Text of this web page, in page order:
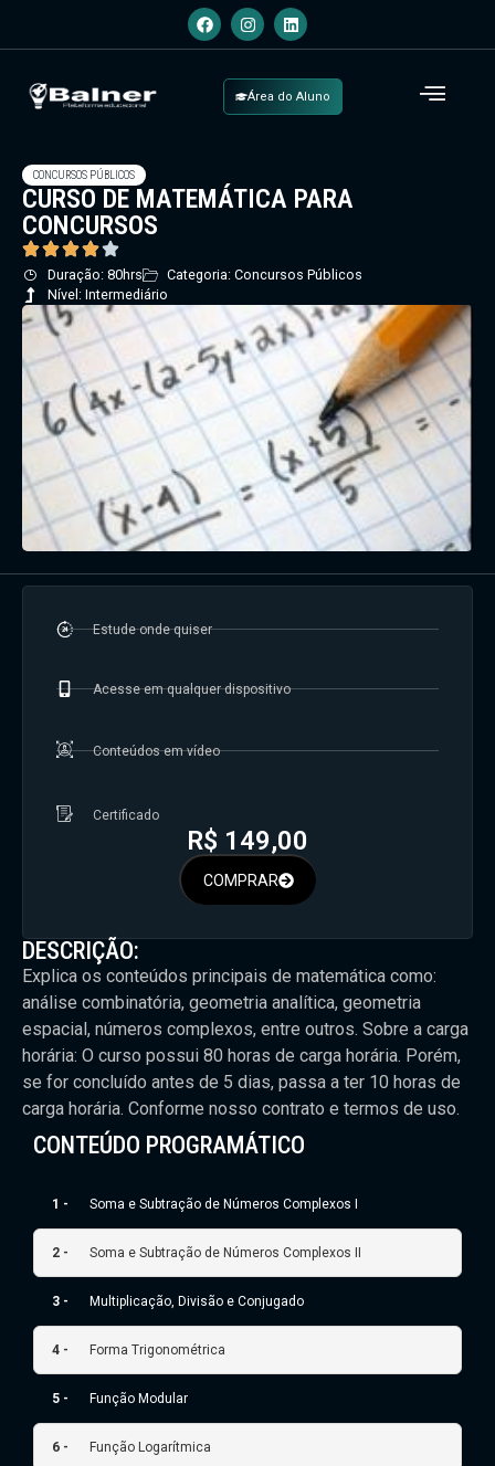
Área do Aluno
CONCURSOS PÚBLICOS
CURSO DE MATEMÁTICA PARA
CONCURSOS
Duração: 80hrs
Categoria: Concursos Públicos
Nível: Intermediário
DESCRIÇÃO:
Explica os conteúdos principais de matemática como:
análise combinatória, geometria analítica, geometria
espacial, números complexos, entre outros. Sobre a carga
horária: O curso possui 80 horas de carga horária. Porém,
se for concluído antes de 5 dias, passa a ter 10 horas de
carga horária. Conforme nosso contrato e termos de uso.
CONTEÚDO PROGRAMÁTICO
1 - Soma e Subtração de Números Complexos I
2 - Soma e Subtração de Números Complexos II
3 - Multiplicação, Divisão e Conjugado
4 - Forma Trigonométrica
5 - Função Modular
6 - Função Logarítmica
Estude onde quiser
Acesse em qualquer dispositivo
Conteúdos em vídeo
Certificado
R$ 149,00
COMPRAR